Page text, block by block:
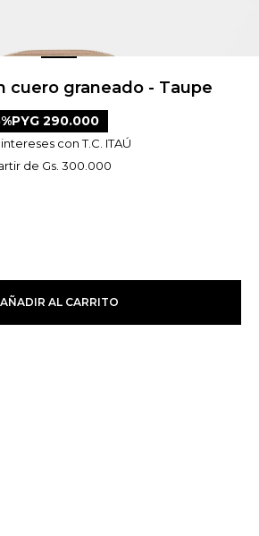
cuero graneado - Taupe
PYG 290.000
con T.C. ITAÚ
de Gs. 300.000
AÑADIR AL CARRITO